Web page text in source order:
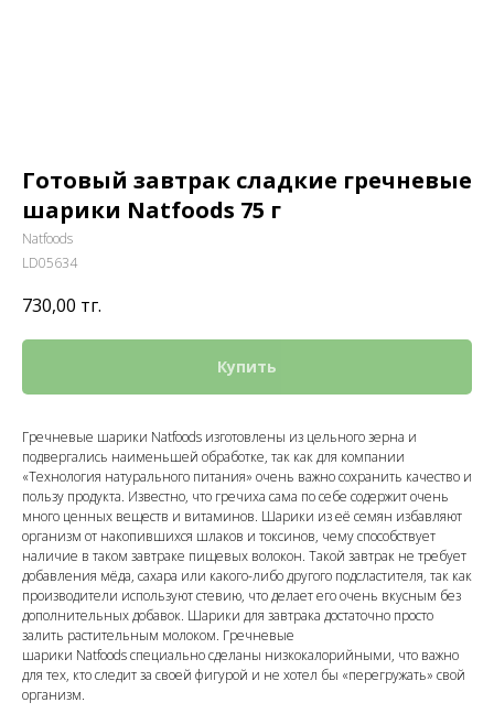
Готовый завтрак сладкие гречневые
шарики Natfoods 75 г
Natfoods
LD05634
730,00 тг.
Купить
Гречневые шарики Natfoods изготовлены из цельного зерна и
подвергались наименьшей обработке, так как для компании
«Технология натурального питания» очень важно сохранить качество и
пользу продукта. Известно, что гречиха сама по себе содержит очень
много ценных веществ и витаминов. Шарики из её семян избавляют
организм от накопившихся шлаков и токсинов, чему способствует
наличие в таком завтраке пищевых волокон. Такой завтрак не требует
добавления мёда, сахара или какого-либо другого подсластителя, так как
производители используют стевию, что делает его очень вкусным без
дополнительных добавок. Шарики для завтрака достаточно просто
залить растительным молоком. Гречневые
шарики Natfoods специально сделаны низкокалорийными, что важно
для тех, кто следит за своей фигурой и не хотел бы «перегружать» свой
организм.